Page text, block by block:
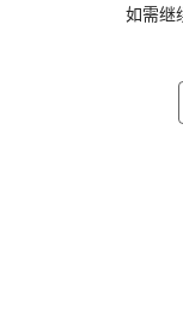
如需继